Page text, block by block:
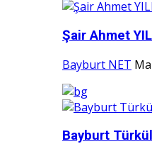
Şair Ahmet
Bayburt NET
Bayburt